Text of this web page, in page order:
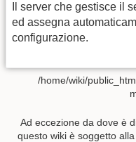
Il server che gestisce il
ed assegna
configurazione.
/home/wiki/
Ad eccezione da dove è
questo wiki è soggetto